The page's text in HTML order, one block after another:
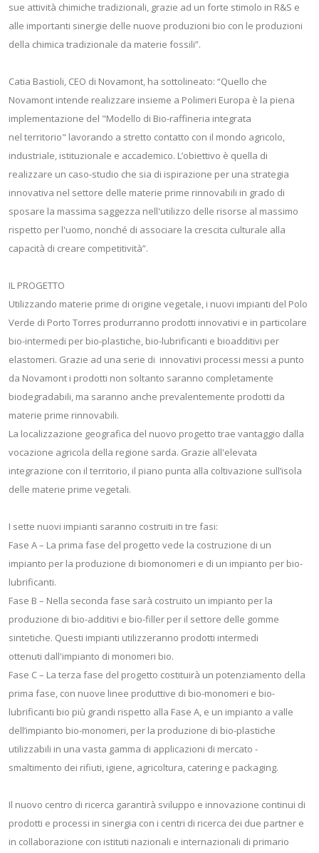
sue attività chimiche tradizionali, grazie ad un forte stimolo in R&S e
alle importanti sinergie delle nuove produzioni bio con le produzioni
della chimica tradizionale da materie fossili”.
Catia Bastioli, CEO di Novamont, ha sottolineato: “Quello che
Novamont intende realizzare insieme a Polimeri Europa è la piena
implementazione del "Modello di Bio-raffineria integrata
nel territorio" lavorando a stretto contatto con il mondo agricolo,
industriale, istituzionale e accademico. L’obiettivo è quella di
realizzare un caso-studio che sia di ispirazione per una strategia
innovativa nel settore delle materie prime rinnovabili in grado di
sposare la massima saggezza nell'utilizzo delle risorse al massimo
rispetto per l'uomo, nonché di associare la crescita culturale alla
capacità di creare competitività”.
IL PROGETTO
Utilizzando materie prime di origine vegetale, i nuovi impianti del Polo
Verde di Porto Torres produrranno prodotti innovativi e in particolare
bio-intermedi per bio-plastiche, bio-lubrificanti e bioadditivi per
elastomeri. Grazie ad una serie di innovativi processi messi a punto
da Novamont i prodotti non soltanto saranno completamente
biodegradabili, ma saranno anche prevalentemente prodotti da
materie prime rinnovabili.
La localizzazione geografica del nuovo progetto trae vantaggio dalla
vocazione agricola della regione sarda. Grazie all'elevata
integrazione con il territorio, il piano punta alla coltivazione sull’isola
delle materie prime vegetali.
I sette nuovi impianti saranno costruiti in tre fasi:
Fase A – La prima fase del progetto vede la costruzione di un
impianto per la produzione di biomonomeri e di un impianto per bio-
lubrificanti.
Fase B – Nella seconda fase sarà costruito un impianto per la
produzione di bio-additivi e bio-filler per il settore delle gomme
sintetiche. Questi impianti utilizzeranno prodotti intermedi
ottenuti dall'impianto di monomeri bio.
Fase C – La terza fase del progetto costituirà un potenziamento della
prima fase, con nuove linee produttive di bio-monomeri e bio-
lubrificanti bio più grandi rispetto alla Fase A, e un impianto a valle
dell’impianto bio-monomeri, per la produzione di bio-plastiche
utilizzabili in una vasta gamma di applicazioni di mercato -
smaltimento dei rifiuti, igiene, agricoltura, catering e packaging.
Il nuovo centro di ricerca garantirà sviluppo e innovazione continui di
prodotti e processi in sinergia con i centri di ricerca dei due partner e
in collaborazione con istituti nazionali e internazionali di primario